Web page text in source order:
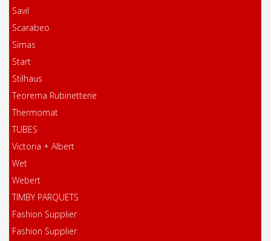
Savil
Scarabeo
Simas
Start
Stilhaus
Teorema Rubinetterie
Thermomat
TUBES
Victoria + Albert
Wet
Webert
TIMBY PARQUETS
Fashion Supplier
Fashion Supplier